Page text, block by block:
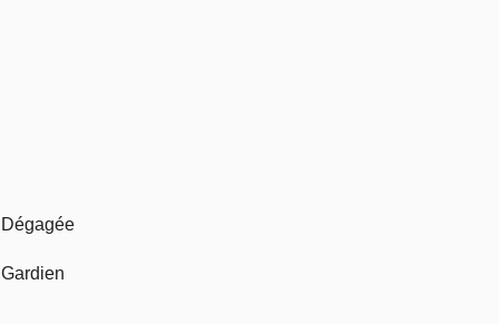
Dégagée
Gardien